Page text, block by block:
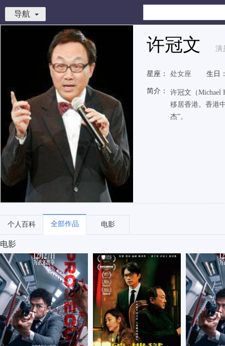
导航
许冠文 演
星座： 处女座 生日
简介：
许冠文（Michael
移居香港。香港
杰”。
个人百科 全部作品 电影
电影